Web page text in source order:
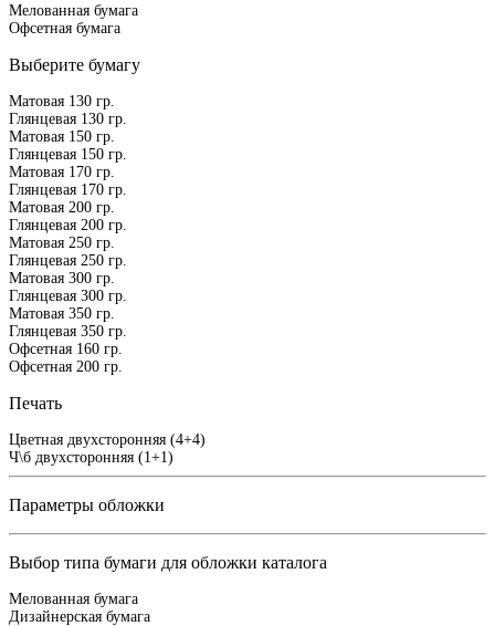
Мелованная бумага
Офсетная бумага
Выберите бумагу
Матовая 130 гр.
Глянцевая 130 гр.
Матовая 150 гр.
Глянцевая 150 гр.
Матовая 170 гр.
Глянцевая 170 гр.
Матовая 200 гр.
Глянцевая 200 гр.
Матовая 250 гр.
Глянцевая 250 гр.
Матовая 300 гр.
Глянцевая 300 гр.
Матовая 350 гр.
Глянцевая 350 гр.
Офсетная 160 гр.
Офсетная 200 гр.
Печать
Цветная двухсторонняя (4+4)
Ч\б двухсторонняя (1+1)
Параметры обложки
Выбор типа бумаги для обложки каталога
Мелованная бумага
Дизайнерская бумага